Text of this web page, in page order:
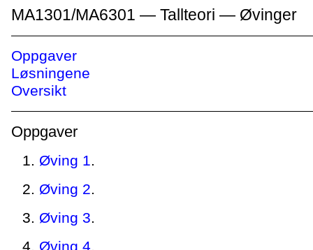
MA1301/MA6301 — Tallteori — Øvinger
Oppgaver
Løsningene
Oversikt
Oppgaver
Øving 1.
Øving 2.
Øving 3.
Øving 4.